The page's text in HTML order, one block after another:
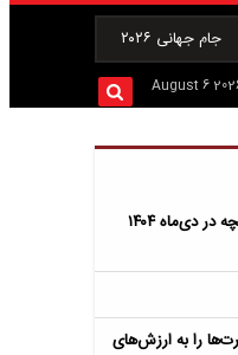
جام جهانی ۲۰۲۶
2026
از ترس مرگ خودکشی کردن / تحلیلی بر آنچه در دی‌ماه ۱۴۰۴
را به ارزش‌های